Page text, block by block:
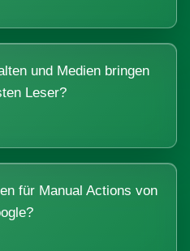
und Medien bringen
Leser?
für Manual Actions von